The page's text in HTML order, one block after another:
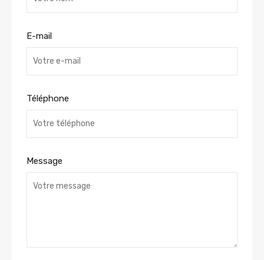
E-mail
Téléphone
Message